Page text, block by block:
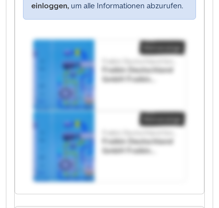
einloggen, um alle Informationen abzurufen.
Fraikin Deutschland
GmbH Fraikin
Fraikin Deutschland
GmbH Fraikin